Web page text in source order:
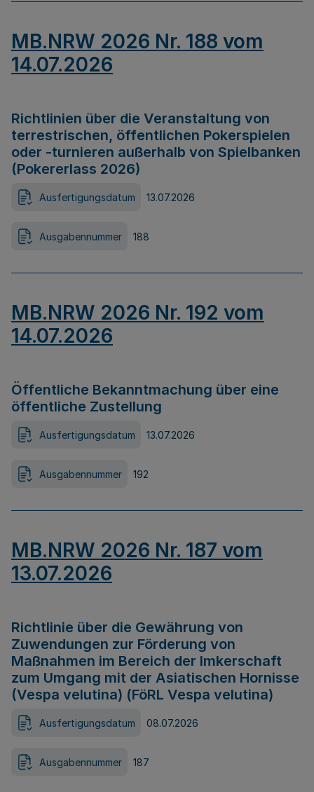
MB.NRW 2026 Nr. 188 vom
14.07.2026
Richtlinien über die Veranstaltung von
terrestrischen, öffentlichen Pokerspielen
oder -turnieren außerhalb von Spielbanken
(Pokererlass 2026)
Ausfertigungsdatum 13.07.2026
Ausgabennummer 188
MB.NRW 2026 Nr. 192 vom
14.07.2026
Öffentliche Bekanntmachung über eine
öffentliche Zustellung
Ausfertigungsdatum 13.07.2026
Ausgabennummer 192
MB.NRW 2026 Nr. 187 vom
13.07.2026
Richtlinie über die Gewährung von
Zuwendungen zur Förderung von
Maßnahmen im Bereich der Imkerschaft
zum Umgang mit der Asiatischen Hornisse
(Vespa velutina) (FöRL Vespa velutina)
Ausfertigungsdatum 08.07.2026
Ausgabennummer 187